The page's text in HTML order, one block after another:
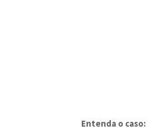
Entenda o caso: